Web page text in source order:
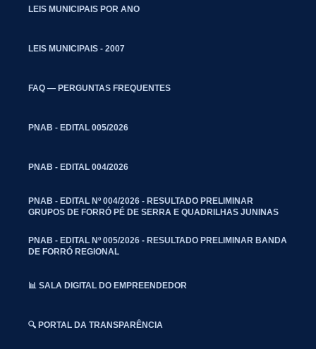
LEIS MUNICIPAIS POR ANO
LEIS MUNICIPAIS - 2007
FAQ — PERGUNTAS FREQUENTES
PNAB - EDITAL 005/2026
PNAB - EDITAL 004/2026
PNAB - EDITAL Nº 004/2026 - RESULTADO PRELIMINAR
GRUPOS DE FORRÓ PÉ DE SERRA E QUADRILHAS JUNINAS
PNAB - EDITAL Nº 005/2026 - RESULTADO PRELIMINAR BANDA
DE FORRÓ REGIONAL
📊 SALA DIGITAL DO EMPREENDEDOR
🔍 PORTAL DA TRANSPARÊNCIA